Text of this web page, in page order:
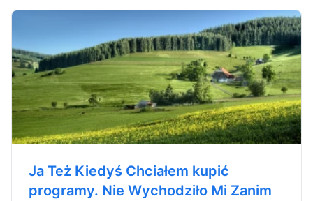
Ja Też Kiedyś Chciałem kupić
programy. Nie Wychodziło Mi Zanim